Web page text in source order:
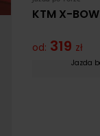
KTM X-BOW
od: 319 zł
Jazda